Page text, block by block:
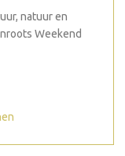
natuur en
Weekend